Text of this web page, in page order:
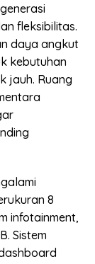
fleksibilitas.
daya angkut
kebutuhan
jauh. Ruang
8
infotainment,
Sistem